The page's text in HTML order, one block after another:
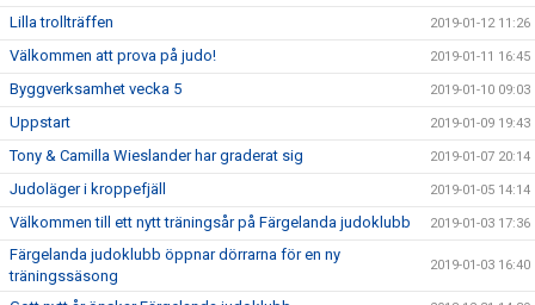
Lilla trollträffen 2019-01-12 11:26
Välkommen att prova på judo! 2019-01-11 16:45
Byggverksamhet vecka 5 2019-01-10 09:03
Uppstart 2019-01-09 19:43
Tony & Camilla Wieslander har graderat sig 2019-01-07 20:14
Judoläger i kroppefjäll 2019-01-05 14:14
Välkommen till ett nytt träningsår på Färgelanda judoklubb 2019-01-03 17:36
Färgelanda judoklubb öppnar dörrarna för en ny
träningssäsong
2019-01-03 16:40